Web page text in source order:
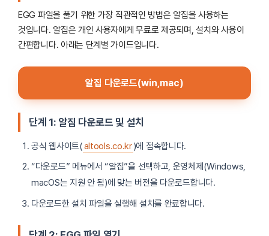
EGG 파일을 풀기 위한 가장 직관적인 방법은 알집을 사용하는
것입니다. 알집은 개인 사용자에게 무료로 제공되며, 설치와 사용이
간편합니다. 아래는 단계별 가이드입니다.
알집 다운로드(win,mac)
단계 1: 알집 다운로드 및 설치
공식 웹사이트(altools.co.kr)에 접속합니다.
“다운로드” 메뉴에서 “알집”을 선택하고, 운영체제(Windows,
macOS는 지원 안 됨)에 맞는 버전을 다운로드합니다.
다운로드한 설치 파일을 실행해 설치를 완료합니다.